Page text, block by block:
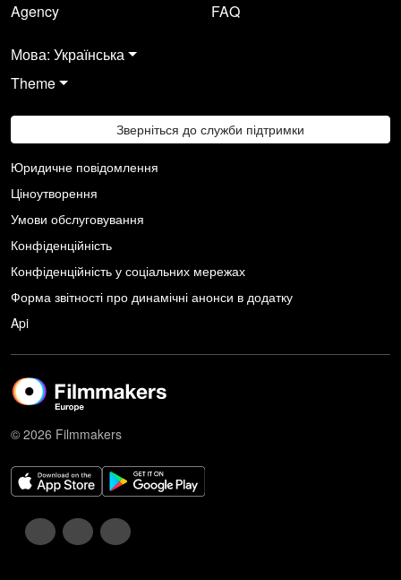
Agency
FAQ
Мова: Українська
Theme
Зверніться до служби підтримки
Юридичне повідомлення
Ціноутворення
Умови обслуговування
Конфіденційність
Конфіденційність у соціальних мережах
Форма звітності про динамічні анонси в додатку
Api
© 2026 Filmmakers